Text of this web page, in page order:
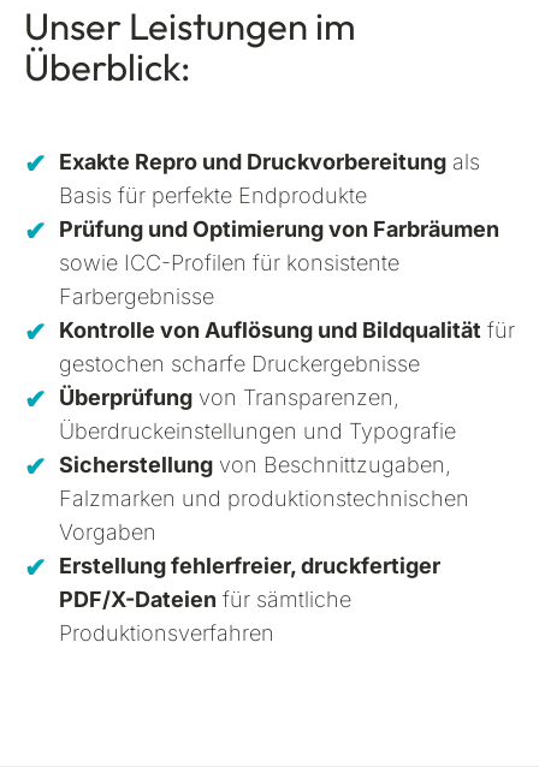
Unser Leistungen im
Überblick:
Exakte Repro und Druckvorbereitungals
Basis für perfekte Endprodukte
Prüfung und Optimierung von Farbräumen
sowie ICC-Profilen für konsistente
Farbergebnisse
Kontrolle von Auflösung und Bildqualität für
gestochen scharfe Druckergebnisse
Überprüfungvon Transparenzen,
Überdruckeinstellungen und Typografie
Sicherstellungvon Beschnittzugaben,
Falzmarken und produktionstechnischen
Vorgaben
Erstellung fehlerfreier, druckfertiger
PDF/X-Dateien für sämtliche
Produktionsverfahren